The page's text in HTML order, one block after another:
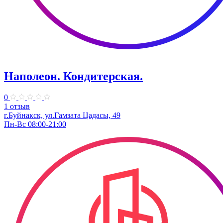
Наполеон. ​Кондитерская.
0
1 отзыв
г.Буйнакск, ул.​Гамзата Цадасы, 49
Пн-Вс 08:00-21:00